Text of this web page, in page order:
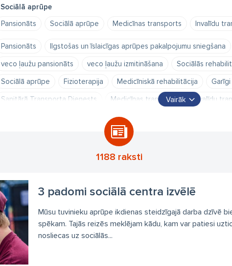
Sociālā aprūpe
Pansionāts Sociālā aprūpe Medicīnas transports Invalīdu
Pansionāts Ilgstošas un īslaicīgas aprūpes pakalpojumu sniegšana
veco ļaužu pansionāts
veco ļaužu izmitināšana Sociālās
Sociālā aprūpe
Fizioterapija Medicīniskā rehabilitācija
Sanitārā Transporta Dienests
Medicīnas transports
Invalīdu
Neatliekamās palīdzības sniegšana
Vairāk
1188 raksti
3 padomi sociālā centra izvēlē
Mūsu tuvinieku aprūpe ikdienas steidzīgajā darba dzīvē
spēkam. Tajās reizēs meklējam kādu, kam var patiesi
nosliecas uz sociālās...